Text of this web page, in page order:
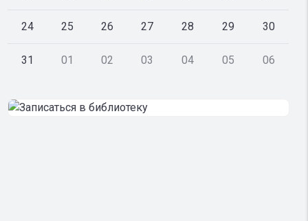
24 25 26 27 28 29 30
31 01 02 03 04 05 06